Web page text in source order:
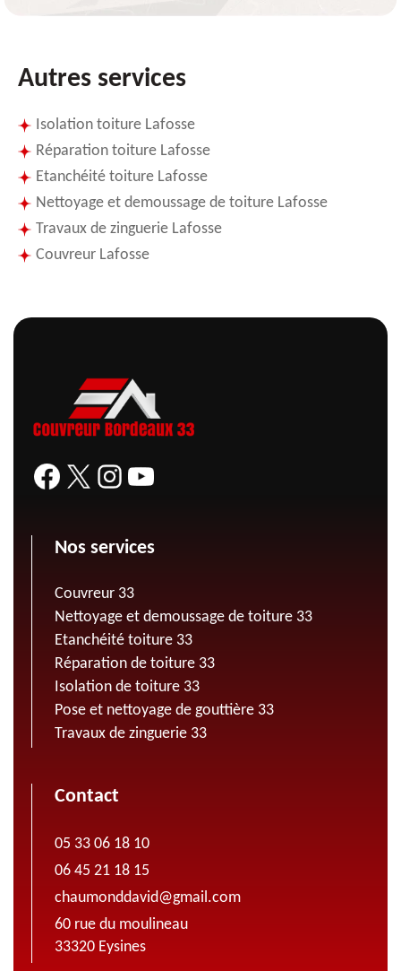
Autres services
Isolation toiture Lafosse
Réparation toiture Lafosse
Etanchéité toiture Lafosse
Nettoyage et demoussage de toiture Lafosse
Travaux de zinguerie Lafosse
Couvreur Lafosse
Nos services
Couvreur 33
Nettoyage et demoussage de toiture 33
Etanchéité toiture 33
Réparation de toiture 33
Isolation de toiture 33
Pose et nettoyage de gouttière 33
Travaux de zinguerie 33
Contact
05 33 06 18 10
06 45 21 18 15
chaumonddavid@gmail.com
60 rue du moulineau
33320 Eysines